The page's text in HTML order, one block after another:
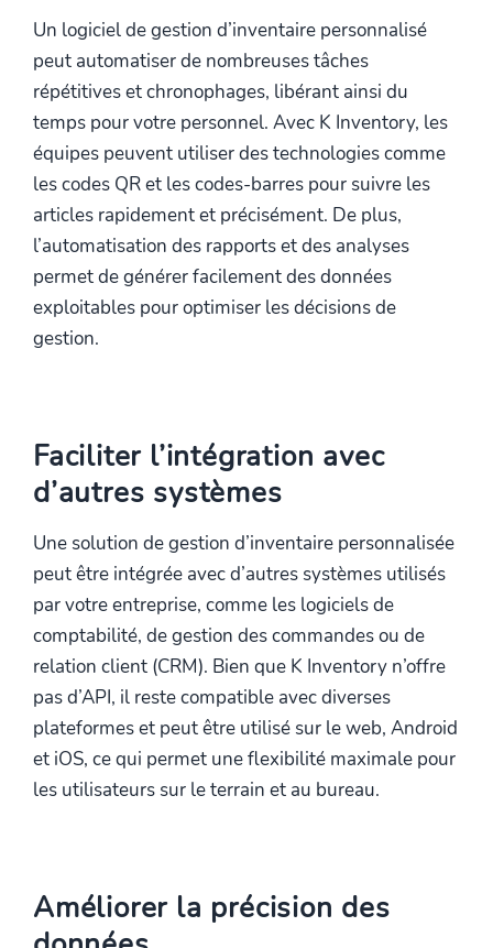
Un logiciel de gestion d’inventaire personnalisé
peut automatiser de nombreuses tâches
répétitives et chronophages, libérant ainsi du
temps pour votre personnel. Avec K Inventory, les
équipes peuvent utiliser des technologies comme
les codes QR et les codes-barres pour suivre les
articles rapidement et précisément. De plus,
l’automatisation des rapports et des analyses
permet de générer facilement des données
exploitables pour optimiser les décisions de
gestion.
Faciliter l’intégration avec
d’autres systèmes
Une solution de gestion d’inventaire personnalisée
peut être intégrée avec d’autres systèmes utilisés
par votre entreprise, comme les logiciels de
comptabilité, de gestion des commandes ou de
relation client (CRM). Bien que K Inventory n’offre
pas d’API, il reste compatible avec diverses
plateformes et peut être utilisé sur le web, Android
et iOS, ce qui permet une flexibilité maximale pour
les utilisateurs sur le terrain et au bureau.
Améliorer la précision des